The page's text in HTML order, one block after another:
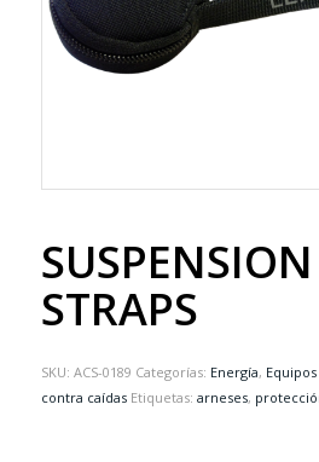
STRAPS
SKU: ACS-0189 Categorías: Energía,
contra caídas Etiquetas: arneses,